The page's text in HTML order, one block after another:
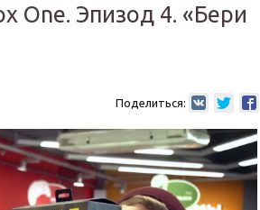
One. Эпизод 4. «Бери
Поделиться: